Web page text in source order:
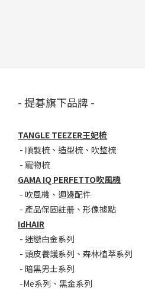
- 提碁旗下品牌 -
TANGLE TEEZER王妃梳
- 順髮梳 、 造型梳 、 吹整梳
- 寵物梳
GAMA IQ PERFETTO吹風機
- 吹風機 、 週邊配件
- 產品保固註册 、 形像據點
IdHAIR
- 迷戀白金系列
- 頭皮養護系列 、 森林植萃系列
- 暗黑男士系列
-Me系列 、 黑金系列